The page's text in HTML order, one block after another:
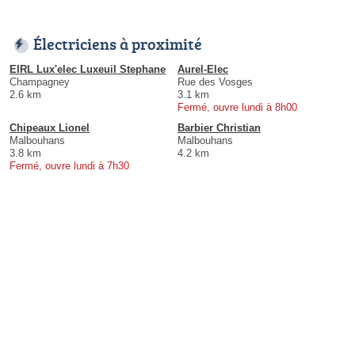
Électriciens à proximité
EIRL Lux'elec Luxeuil Stephane
Champagney
2.6 km
Aurel-Elec
Rue des Vosges
3.1 km
Fermé, ouvre lundi à 8h00
Chipeaux Lionel
Malbouhans
3.8 km
Fermé, ouvre lundi à 7h30
Barbier Christian
Malbouhans
4.2 km